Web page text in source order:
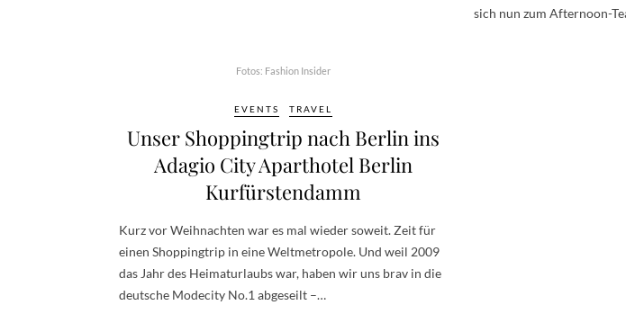
sich nun zum Afternoon-
Fotos: Fashion Insider
EVENTS TRAVEL
Unser Shoppingtrip nach Berlin ins
Adagio City Aparthotel Berlin
Kurfürstendamm
Kurz vor Weihnachten war es mal wieder soweit. Zeit für
einen Shoppingtrip in eine Weltmetropole. Und weil 2009
das Jahr des Heimaturlaubs war, haben wir uns brav in die
deutsche Modecity No.1 abgeseilt –…